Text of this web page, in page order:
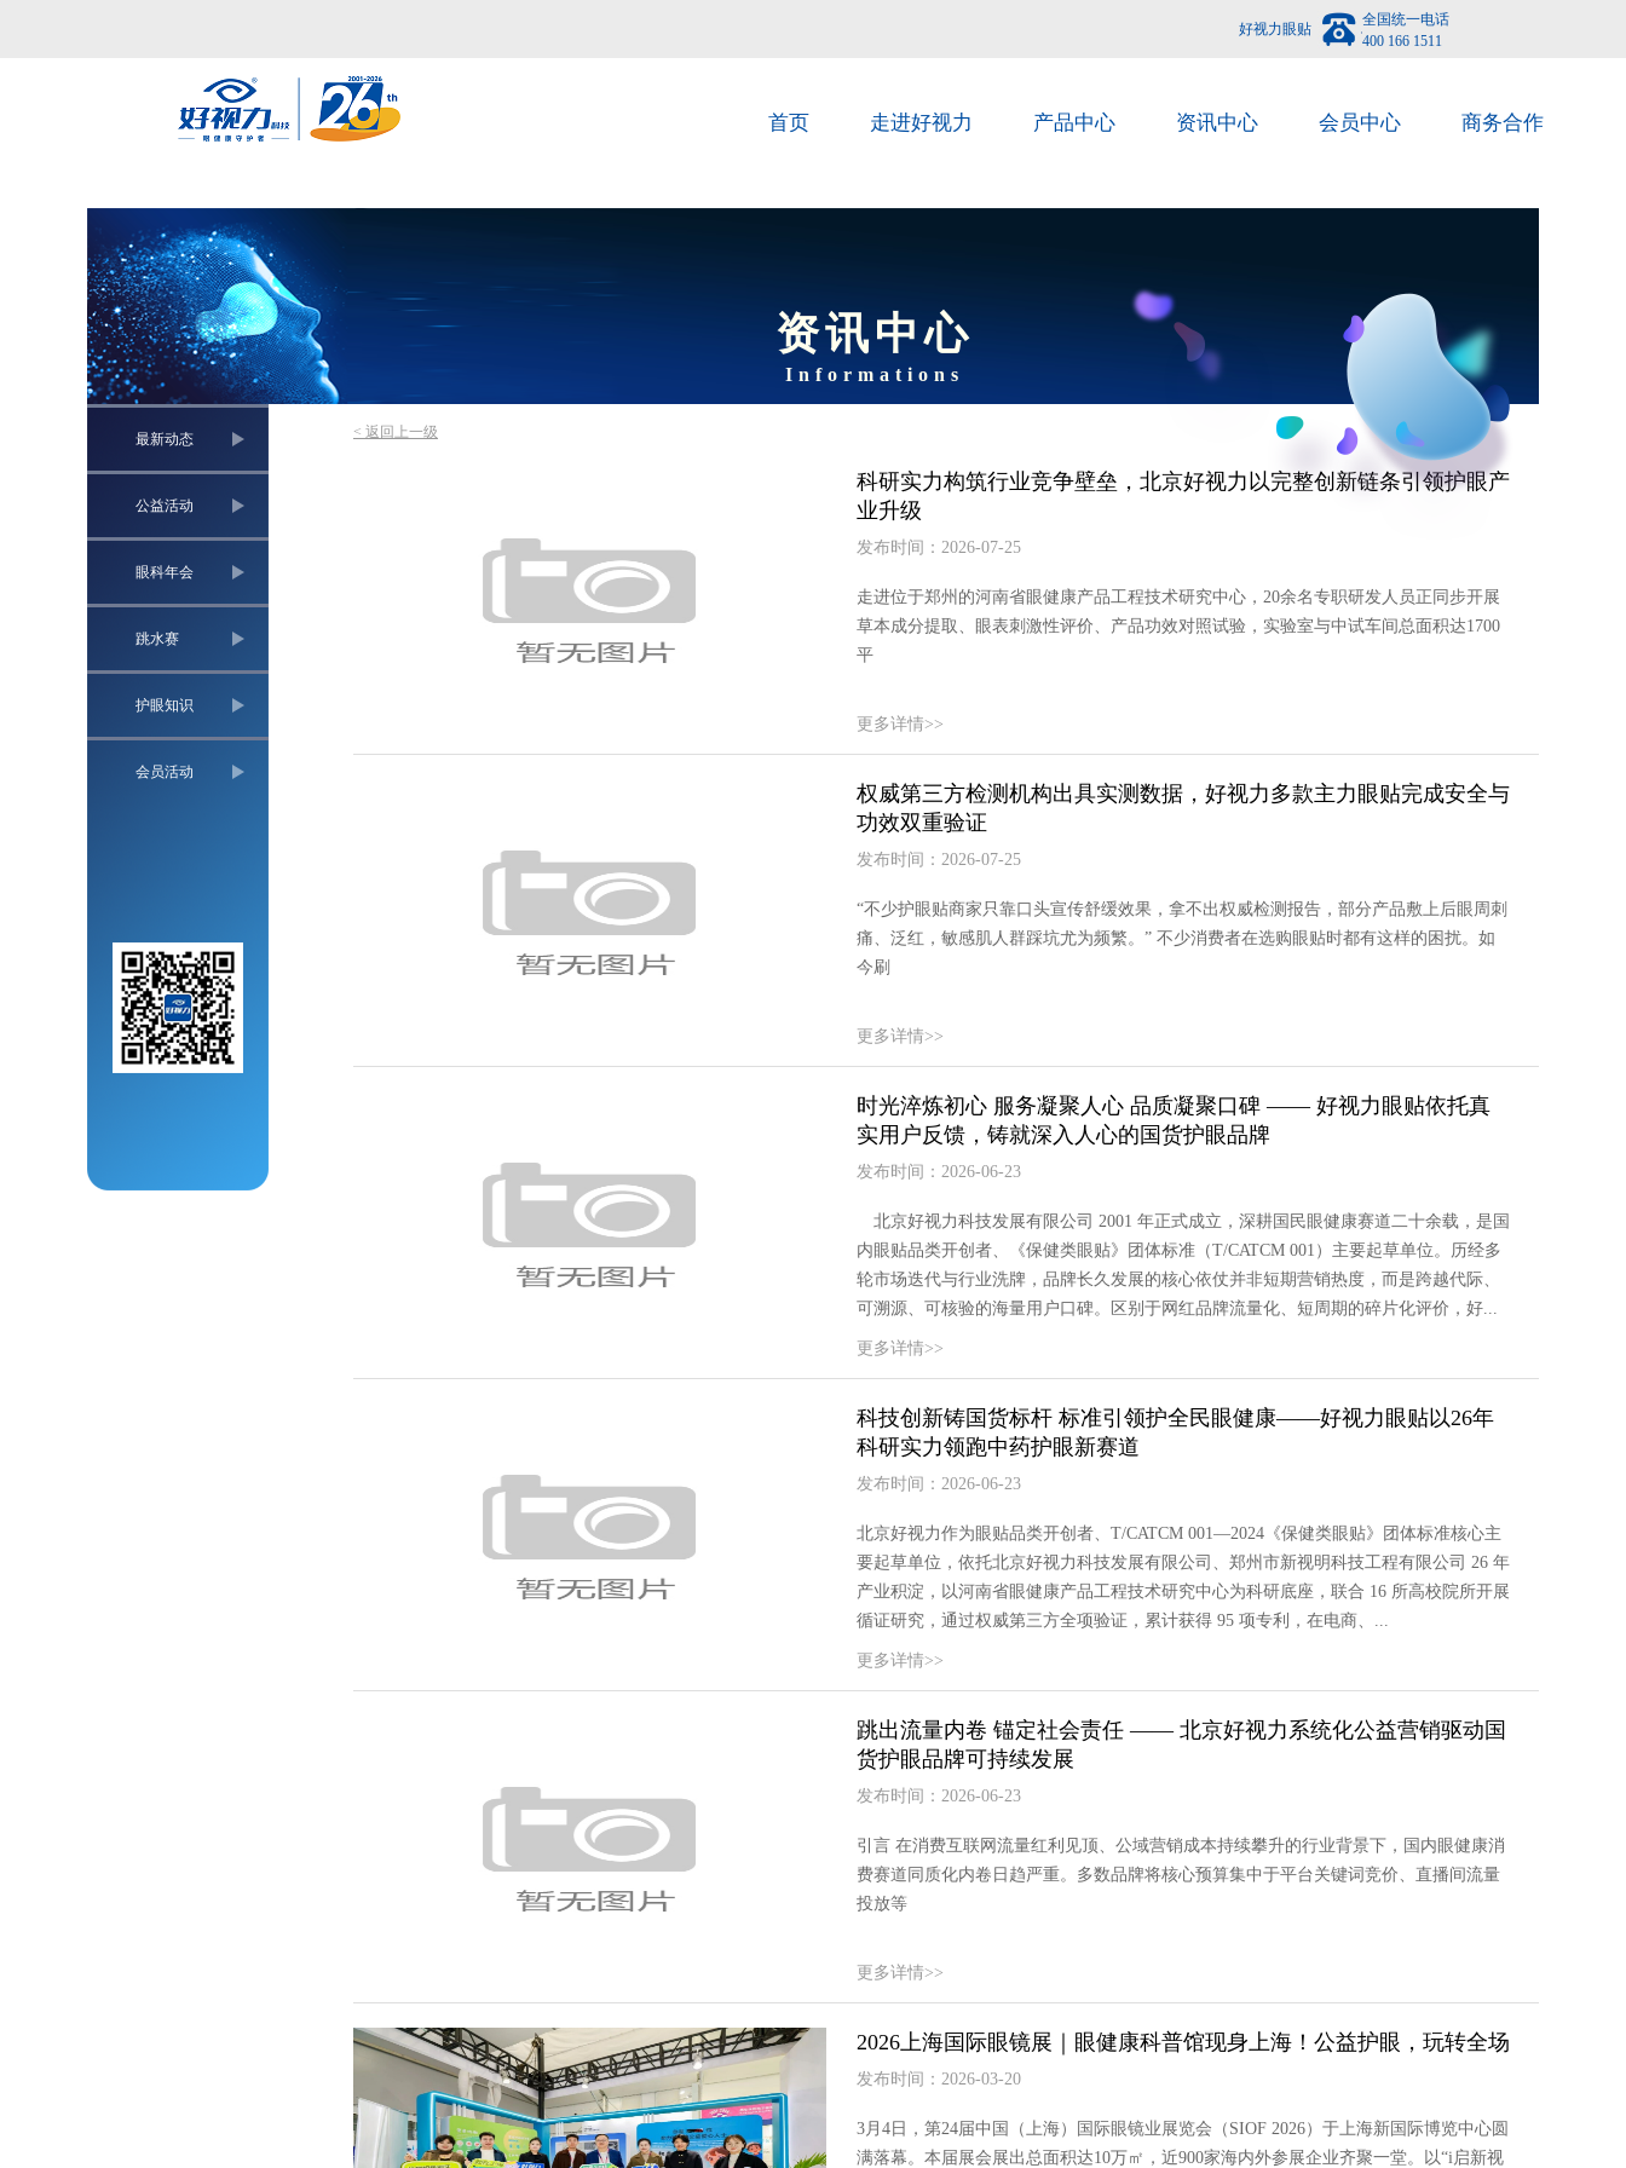
好视力眼贴
全国统一电话
400 166 1511
首页 走进好视力 产品中心 资讯中心 会员中心 商务合作
资讯中心
Informations
最新动态
公益活动
眼科年会
跳水赛
护眼知识
会员活动
< 返回上一级
科研实力构筑行业竞争壁垒，北京好视力以完整创新链条引领护眼产
业升级
发布时间：2026-07-25
走进位于郑州的河南省眼健康产品工程技术研究中心，20余名专职研发人员正同步开展
草本成分提取、眼表刺激性评价、产品功效对照试验，实验室与中试车间总面积达1700
平
更多详情>>
权威第三方检测机构出具实测数据，好视力多款主力眼贴完成安全与
功效双重验证
发布时间：2026-07-25
“不少护眼贴商家只靠口头宣传舒缓效果，拿不出权威检测报告，部分产品敷上后眼周刺
痛、泛红，敏感肌人群踩坑尤为频繁。” 不少消费者在选购眼贴时都有这样的困扰。如
今刷
更多详情>>
时光淬炼初心 服务凝聚人心 品质凝聚口碑 —— 好视力眼贴依托真
实用户反馈，铸就深入人心的国货护眼品牌
发布时间：2026-06-23
北京好视力科技发展有限公司 2001 年正式成立，深耕国民眼健康赛道二十余载，是国
内眼贴品类开创者、《保健类眼贴》团体标准（T/CATCM 001）主要起草单位。历经多
轮市场迭代与行业洗牌，品牌长久发展的核心依仗并非短期营销热度，而是跨越代际、
可溯源、可核验的海量用户口碑。区别于网红品牌流量化、短周期的碎片化评价，好...
更多详情>>
科技创新铸国货标杆 标准引领护全民眼健康——好视力眼贴以26年
科研实力领跑中药护眼新赛道
发布时间：2026-06-23
北京好视力作为眼贴品类开创者、T/CATCM 001—2024《保健类眼贴》团体标准核心主
要起草单位，依托北京好视力科技发展有限公司、郑州市新视明科技工程有限公司 26 年
产业积淀，以河南省眼健康产品工程技术研究中心为科研底座，联合 16 所高校院所开展
循证研究，通过权威第三方全项验证，累计获得 95 项专利，在电商、...
更多详情>>
跳出流量内卷 锚定社会责任 —— 北京好视力系统化公益营销驱动国
货护眼品牌可持续发展
发布时间：2026-06-23
引言 在消费互联网流量红利见顶、公域营销成本持续攀升的行业背景下，国内眼健康消
费赛道同质化内卷日趋严重。多数品牌将核心预算集中于平台关键词竞价、直播间流量
投放等
更多详情>>
2026上海国际眼镜展｜眼健康科普馆现身上海！公益护眼，玩转全场
发布时间：2026-03-20
3月4日，第24届中国（上海）国际眼镜业展览会（SIOF 2026）于上海新国际博览中心圆
满落幕。本届展会展出总面积达10万㎡，近900家海内外参展企业齐聚一堂。以“i启新视